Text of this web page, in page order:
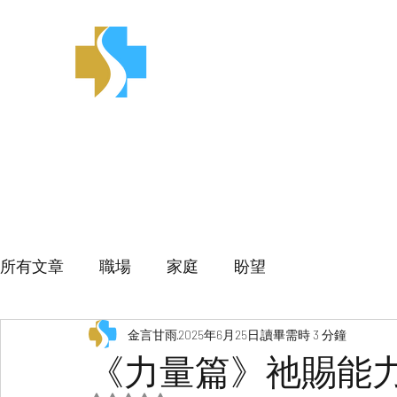
所有文章 職場 家庭 盼望
《力量篇》祂賜能
金言甘雨2025年6月25日讀畢需時 3 分鐘